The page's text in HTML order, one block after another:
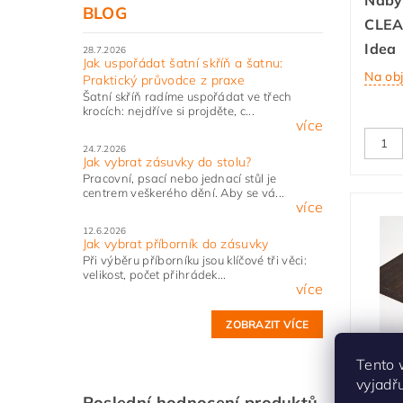
BLOG
28.7.2026
Jak uspořádat šatní skříň a šatnu:
Praktický průvodce z praxe
Šatní skříň radíme uspořádat ve třech
krocích: nejdříve si projděte, c...
více
24.7.2026
Jak vybrat zásuvky do stolu?
Pracovní, psací nebo jednací stůl je
centrem veškerého dění. Aby se vá...
více
12.6.2026
Jak vybrat příborník do zásuvky
Při výběru příborníku jsou klíčové tři věci:
velikost, počet přihrádek...
více
ZOBRAZIT VÍCE
Idea
Na
Tento